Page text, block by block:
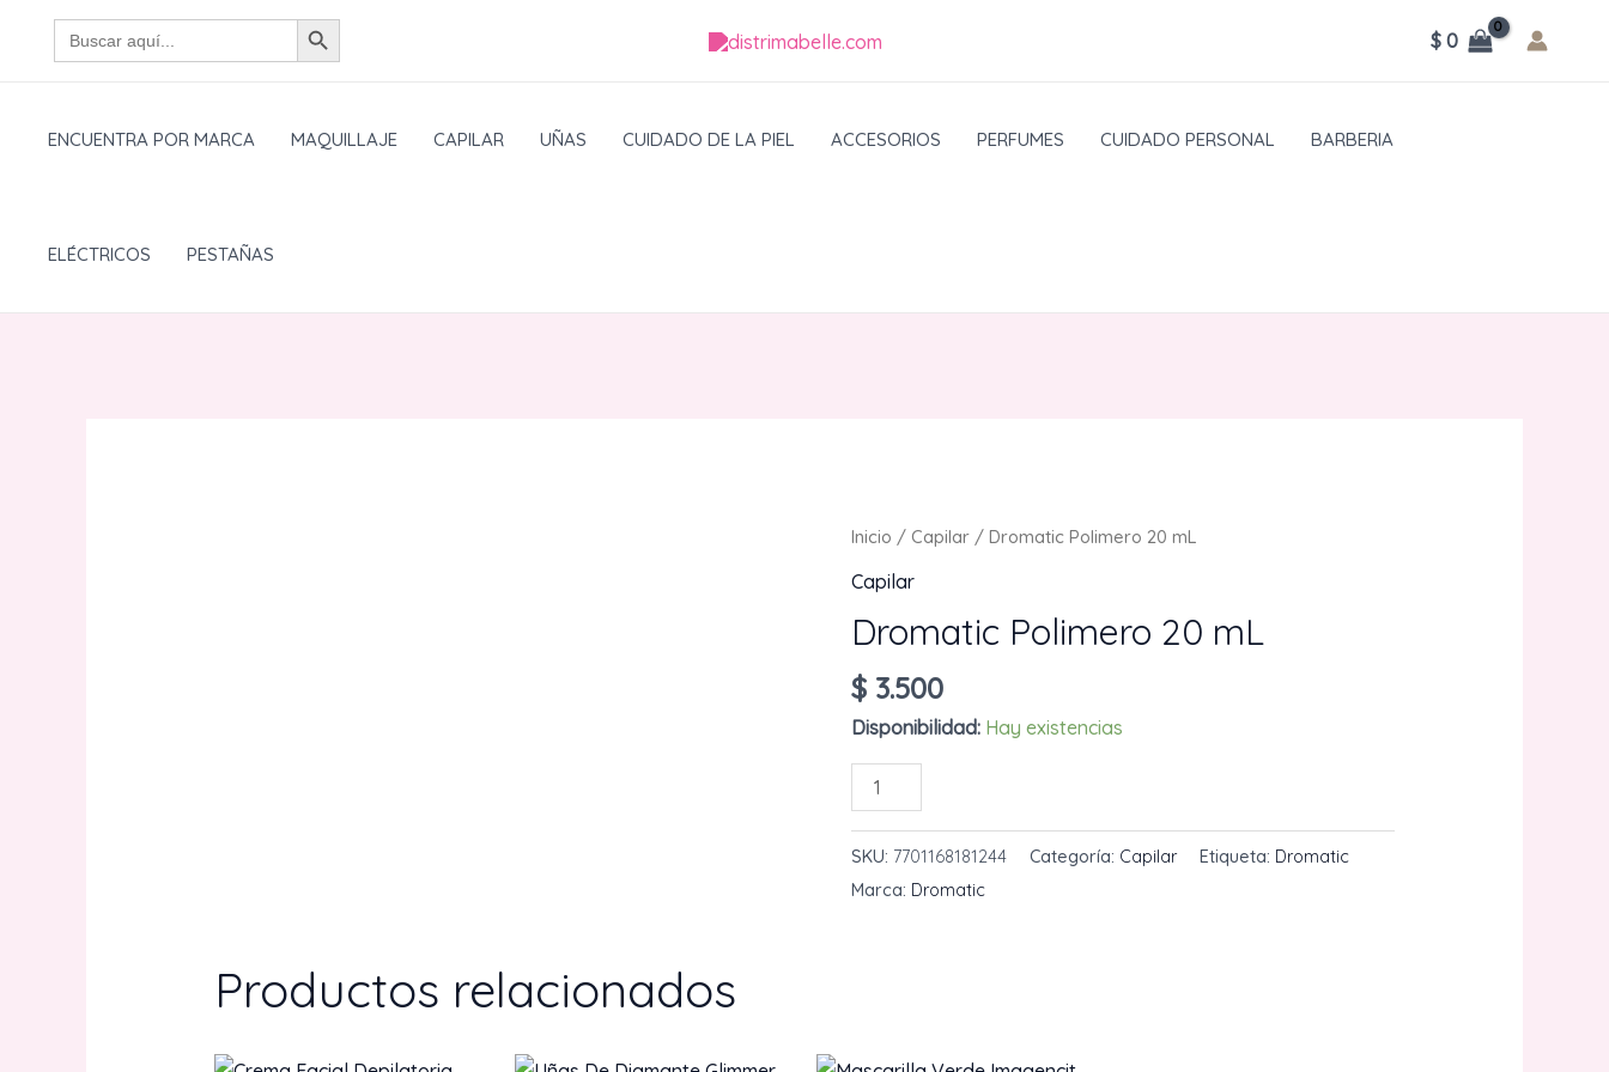
Buscar: BOTÓN DE BÚSQUEDA
$0
ENCUENTRA POR MARCA MAQUILLAJE CAPILAR UÑAS CUIDADO DE LA PIEL ACCESORIOS PERFUMES CUIDADO PERSONAL BARBERIA
ELÉCTRICOS PESTAÑAS
Inicio / Capilar / Dromatic Polimero 20 mL
Capilar
Dromatic Polimero 20 mL
$ 3.500
Disponibilidad: Hay existencias
Dromatic
Polimero
20
mL
SKU: 7701168181244 Categoría: Capilar Etiqueta: Dromatic
Marca: Dromatic
Productos relacionados